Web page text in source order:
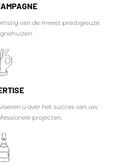
van de meest prestigieuze
u over het succes van uw
projecten.